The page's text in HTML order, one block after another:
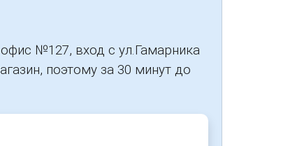
№127, вход с ул.Гамарника
поэтому за 30 минут до